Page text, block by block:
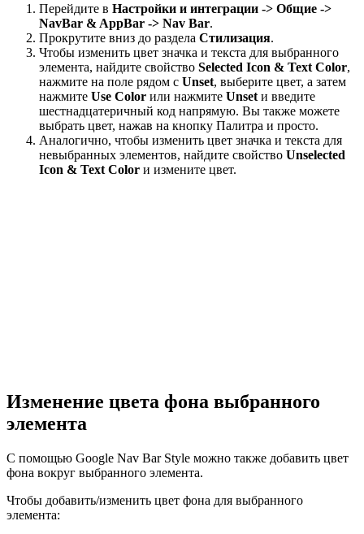
Перейдите в Настройки и интеграции -> Общие ->
NavBar & AppBar -> Nav Bar.
Прокрутите вниз до раздела Стилизация.
Чтобы изменить цвет значка и текста для выбранного
элемента, найдите свойство Selected Icon & Text Color,
нажмите на поле рядом с Unset, выберите цвет, а затем
нажмите Use Color или нажмите Unset и введите
шестнадцатеричный код напрямую. Вы также можете
выбрать цвет, нажав на кнопку Палитра и просто.
Аналогично, чтобы изменить цвет значка и текста для
невыбранных элементов, найдите свойство Unselected
Icon & Text Color и измените цвет.
Изменение цвета фона выбранного
элемента
С помощью Google Nav Bar Style можно также добавить цвет
фона вокруг выбранного элемента.
Чтобы добавить/изменить цвет фона для выбранного
элемента: